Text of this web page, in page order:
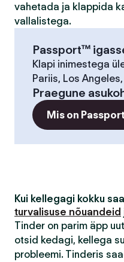
vahetada ja klappida
vallalistega.
Passport™
Klapi inimestega
Pariis, Los
Praegune
Mis on
Kui kellegagi kokku
turvalisuse nõuandeid
Tinder on parim äpp
otsid kedagi, kellega
probleemi. Tinderis